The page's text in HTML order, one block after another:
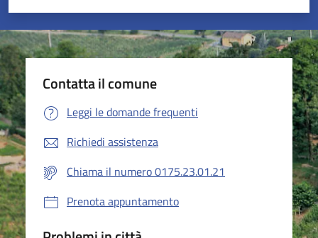
Valuta 5 stelle su 5
Valuta 4 stelle su 5
Valuta 3 stelle su 5
Valuta 2 stelle su 5
Valuta 1 stelle su 5
Contatta il comune
Leggi le domande frequenti
Richiedi assistenza
Chiama il numero 0175.23.01.21
Prenota appuntamento